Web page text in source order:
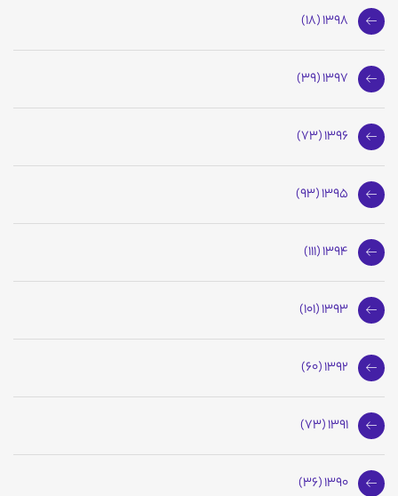
1398 (18)
1397 (39)
1396 (73)
1395 (93)
1394 (111)
1393 (101)
1392 (60)
1391 (73)
1390 (36)